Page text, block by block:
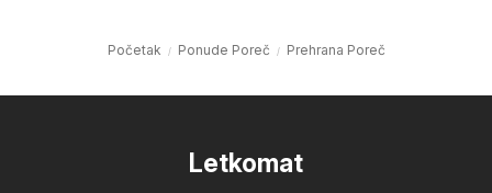
Početak Ponude Poreč Prehrana Poreč
Letkomat